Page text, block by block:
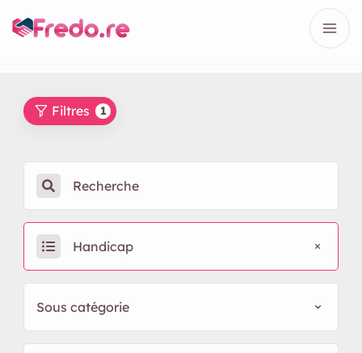
Filtres 1
Handicap
Sous catégorie